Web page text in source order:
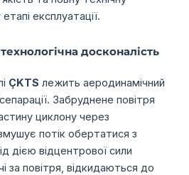
експлуатації.
досконалість
ÇKTS лежить аеродинамічний
Забруднене повітря
циклону через
потік обертатися з
дією відцентрової сили
за повітря, відкидаються до